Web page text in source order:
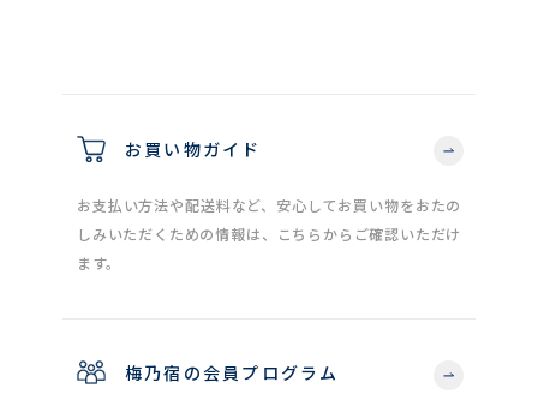
お買い物ガイド
お支払い方法や配送料など、安心してお買い物をおたの
しみいただくための情報は、こちらからご確認いただけ
ます。
梅乃宿の会員プログラム